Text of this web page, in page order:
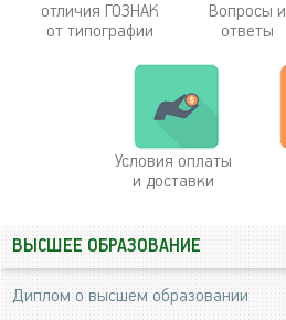
отличия ГОЗНАК
от типографии
Вопросы и
ответы
Условия оплаты
и доставки
ВЫСШЕЕ ОБРАЗОВАНИЕ
Диплом о высшем образовании